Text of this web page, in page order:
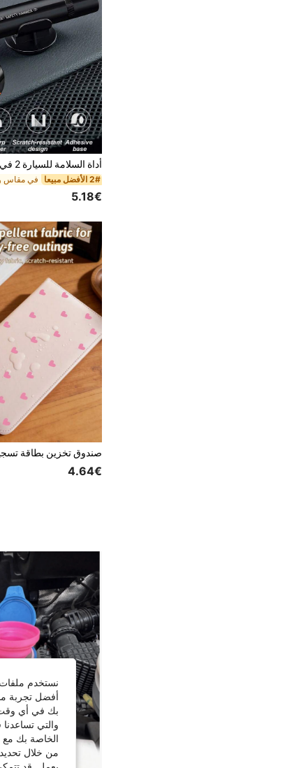
2# الأفضل مبيعا
5.18€
4.64€
نستخدم ملفات
أفضل تجربة
بك في أي وقت
والتي
الخاصة بك مع SHEIN.
من خلال